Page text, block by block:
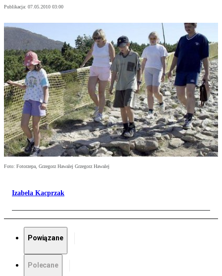
Publikacja: 07.05.2010 03:00
Foto: Fotorzepa, Grzegorz Hawalej Grzegorz Hawalej
Izabela Kacprzak
Powiązane
Polecane